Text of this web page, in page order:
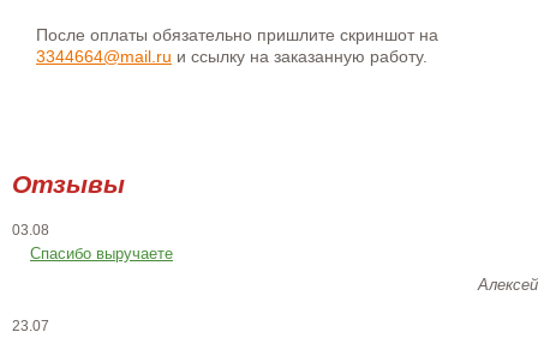
После оплаты обязательно пришлите скриншот на
3344664@mail.ru и ссылку на заказанную работу.
Отзывы
03.08
Спасибо выручаете
Алексей
23.07